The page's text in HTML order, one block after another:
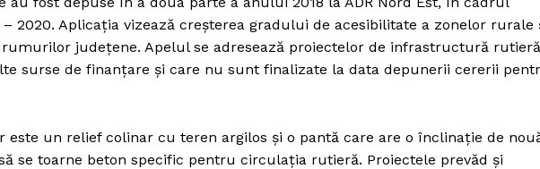
– 2020. Aplicația vizează creșterea gradului de acesibilitate a zonelor rurale
județene. Apelul se adresează proiectelor de infrastructură rutieră
surse de finanțare și care nu sunt finalizate la data depunerii cererii
este un relief colinar cu teren argilos și o pantă care are o înclinație de
se toarne beton specific pentru circulația rutieră. Proiectele prevăd și